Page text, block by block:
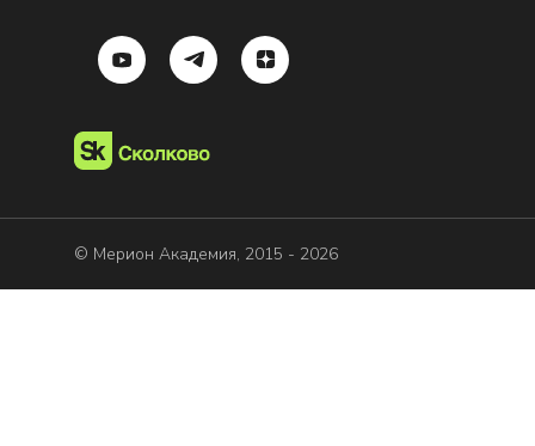
© Мерион Академия, 2015 - 2026